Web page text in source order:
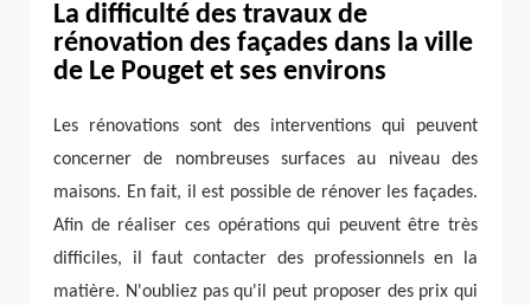
La difficulté des travaux de
rénovation des façades dans la ville
de Le Pouget et ses environs
Les rénovations sont des interventions qui peuvent
concerner de nombreuses surfaces au niveau des
maisons. En fait, il est possible de rénover les façades.
Afin de réaliser ces opérations qui peuvent être très
difficiles, il faut contacter des professionnels en la
matière. N'oubliez pas qu'il peut proposer des prix qui